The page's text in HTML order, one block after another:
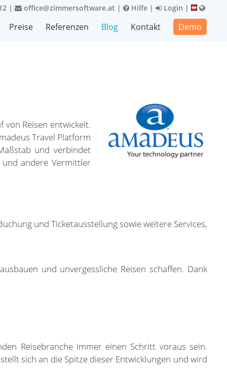
| office@zimmersoftware.at | Hilfe | Login |
Preise Referenzen Blog Kontakt Demo
von Reisen entwickelt.
Travel Platform
und verbindet
und andere Vermittler
und Ticketausstellung sowie weitere Services,
und unvergessliche Reisen schaffen. Dank
Reisebranche immer einen Schritt voraus sein.
sich an die Spitze dieser Entwicklungen und wird